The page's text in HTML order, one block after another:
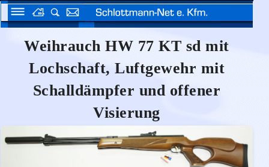
Weihrauch HW 77 KT sd mit
Lochschaft, Luftgewehr mit
Schalldämpfer und offener
Visierung